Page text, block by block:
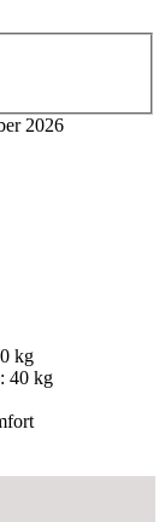
2026
kg
40 kg